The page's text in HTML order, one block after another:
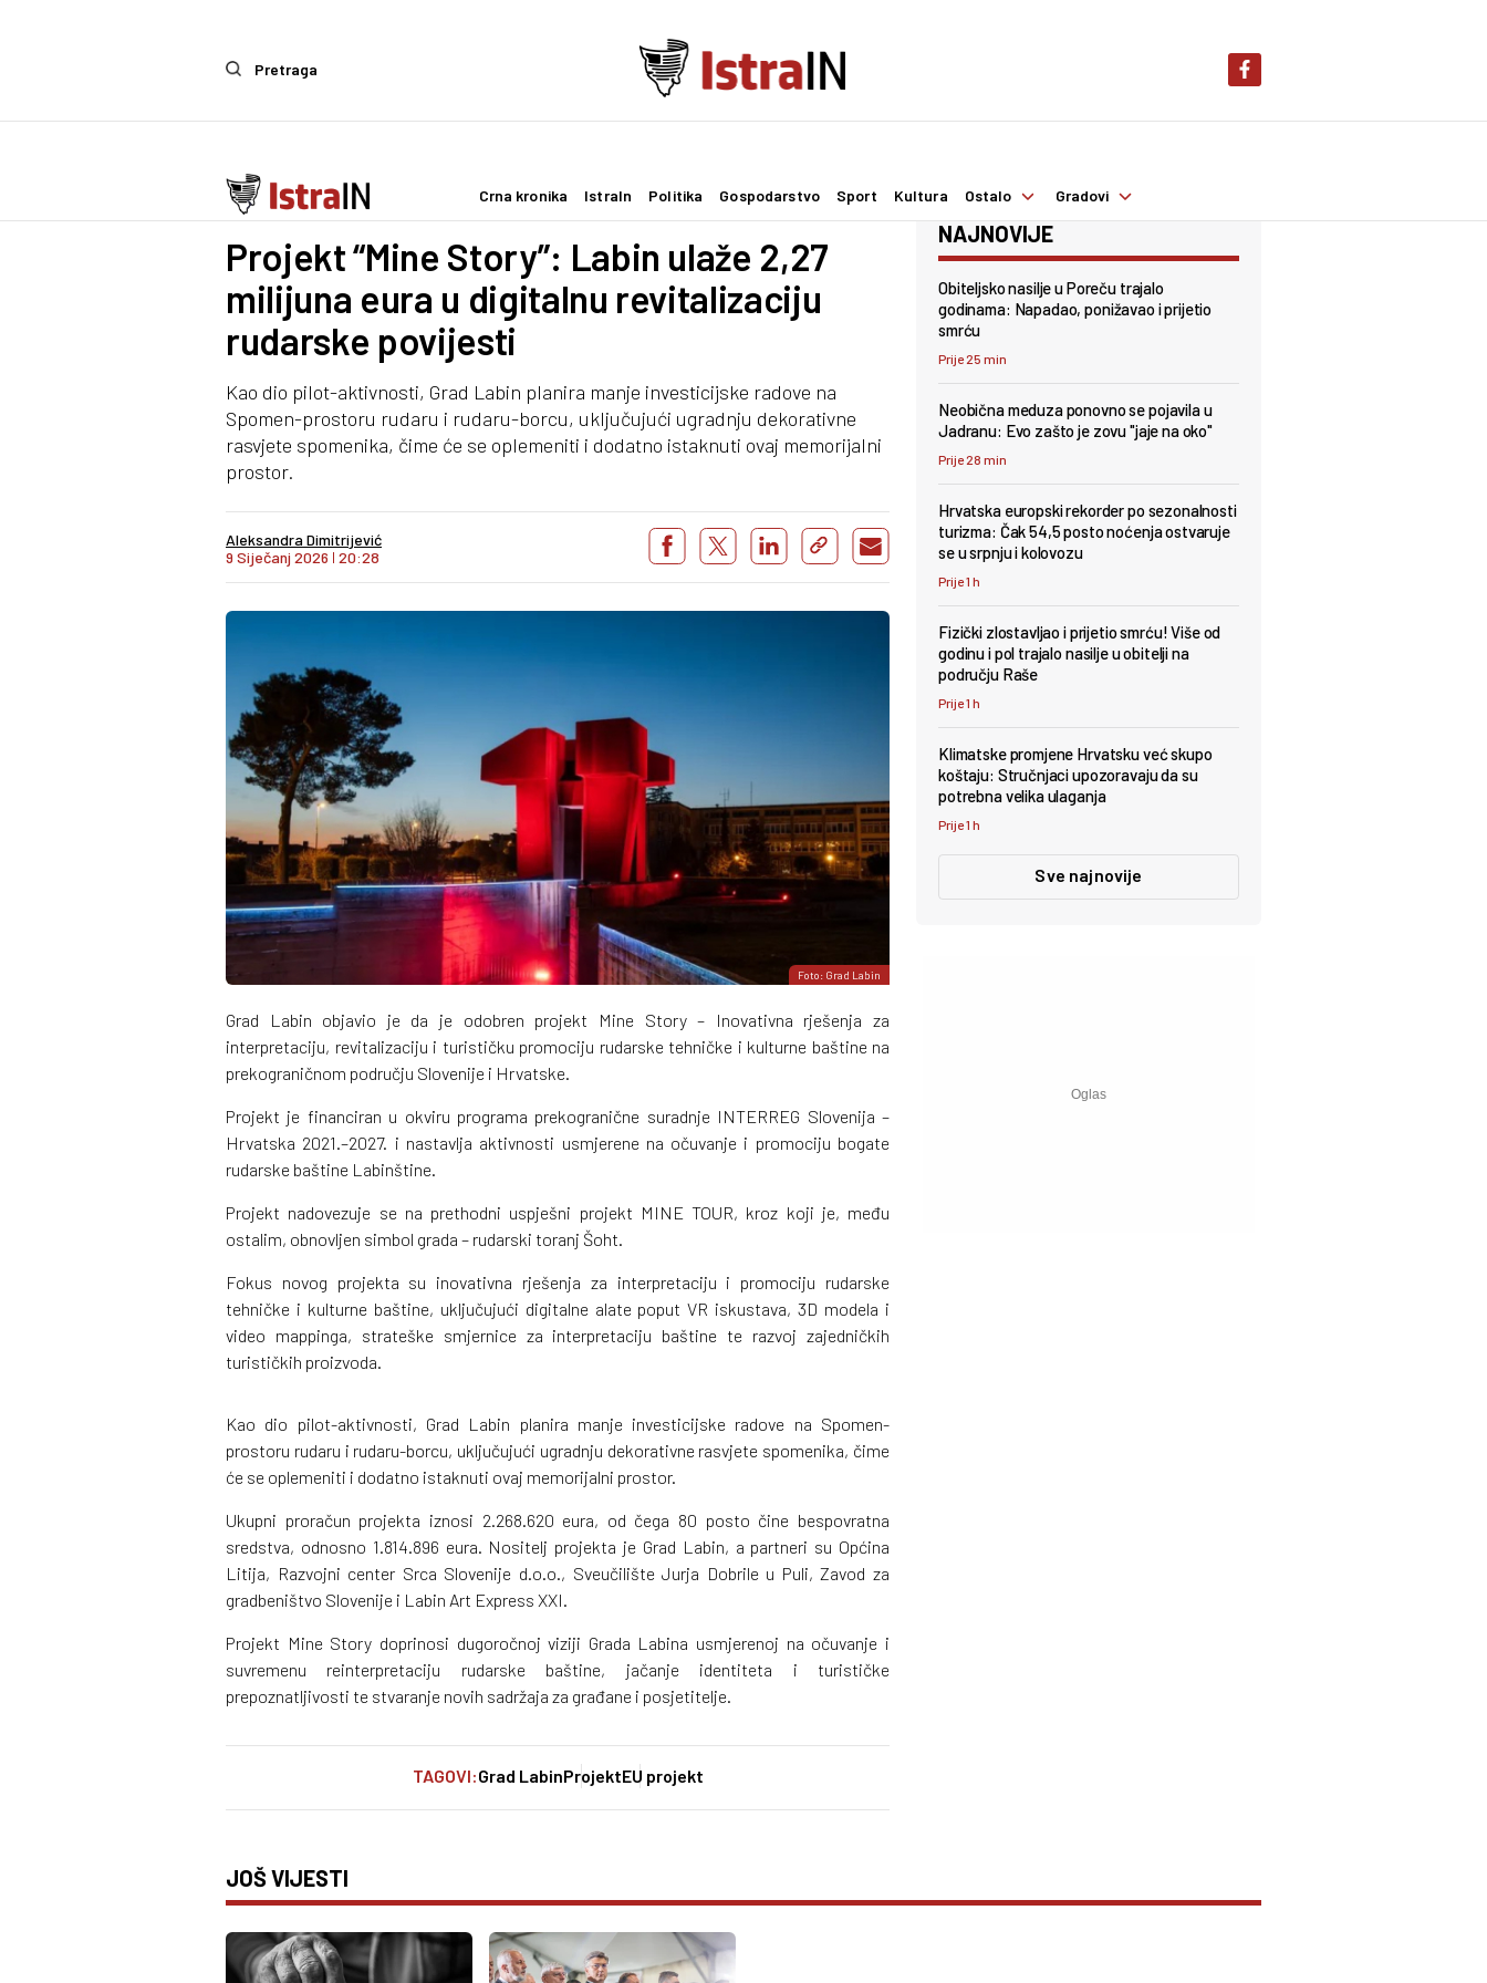
Pretraga
Crna kronika IstraIn Politika Gospodarstvo Sport Kultura Ostalo Gradovi
Politika
Projekt “Mine Story”: Labin ulaže 2,27
milijuna eura u digitalnu revitalizaciju
rudarske povijesti
Kao dio pilot-aktivnosti, Grad Labin planira manje investicijske radove na
Spomen-prostoru rudaru i rudaru-borcu, uključujući ugradnju dekorativne
rasvjete spomenika, čime će se oplemeniti i dodatno istaknuti ovaj memorijalni
prostor.
Aleksandra Dimitrijević
9 Siječanj 2026 I 20:28
Foto: Grad Labin
Grad Labin objavio je da je odobren projekt Mine Story – Inovativna rješenja za
interpretaciju, revitalizaciju i turističku promociju rudarske tehničke i kulturne baštine na
prekograničnom području Slovenije i Hrvatske.
Projekt je financiran u okviru programa prekogranične suradnje INTERREG Slovenija –
Hrvatska 2021.–2027. i nastavlja aktivnosti usmjerene na očuvanje i promociju bogate
rudarske baštine Labinštine.
Projekt nadovezuje se na prethodni uspješni projekt MINE TOUR, kroz koji je, među
ostalim, obnovljen simbol grada – rudarski toranj Šoht.
Fokus novog projekta su inovativna rješenja za interpretaciju i promociju rudarske
tehničke i kulturne baštine, uključujući digitalne alate poput VR iskustava, 3D modela i
video mappinga, strateške smjernice za interpretaciju baštine te razvoj zajedničkih
turističkih proizvoda.
Kao dio pilot-aktivnosti, Grad Labin planira manje investicijske radove na Spomen-
prostoru rudaru i rudaru-borcu, uključujući ugradnju dekorativne rasvjete spomenika, čime
će se oplemeniti i dodatno istaknuti ovaj memorijalni prostor.
Ukupni proračun projekta iznosi 2.268.620 eura, od čega 80 posto čine bespovratna
sredstva, odnosno 1.814.896 eura. Nositelj projekta je Grad Labin, a partneri su Općina
Litija, Razvojni center Srca Slovenije d.o.o., Sveučilište Jurja Dobrile u Puli, Zavod za
gradbeništvo Slovenije i Labin Art Express XXI.
Projekt Mine Story doprinosi dugoročnoj viziji Grada Labina usmjerenoj na očuvanje i
suvremenu reinterpretaciju rudarske baštine, jačanje identiteta i turističke
prepoznatljivosti te stvaranje novih sadržaja za građane i posjetitelje.
TAGOVI:Grad LabinProjektEU projekt
NAJNOVIJE
Obiteljsko nasilje u Poreču trajalo
godinama: Napadao, ponižavao i prijetio
smrću
Prije 25 min
Neobična meduza ponovno se pojavila u
Jadranu: Evo zašto je zovu "jaje na oko"
Prije 28 min
Hrvatska europski rekorder po sezonalnosti
turizma: Čak 54,5 posto noćenja ostvaruje
se u srpnju i kolovozu
Prije 1 h
Fizički zlostavljao i prijetio smrću! Više od
godinu i pol trajalo nasilje u obitelji na
području Raše
Prije 1 h
Klimatske promjene Hrvatsku već skupo
koštaju: Stručnjaci upozoravaju da su
potrebna velika ulaganja
Prije 1 h
Sve najnovije
JOŠ VIJESTI